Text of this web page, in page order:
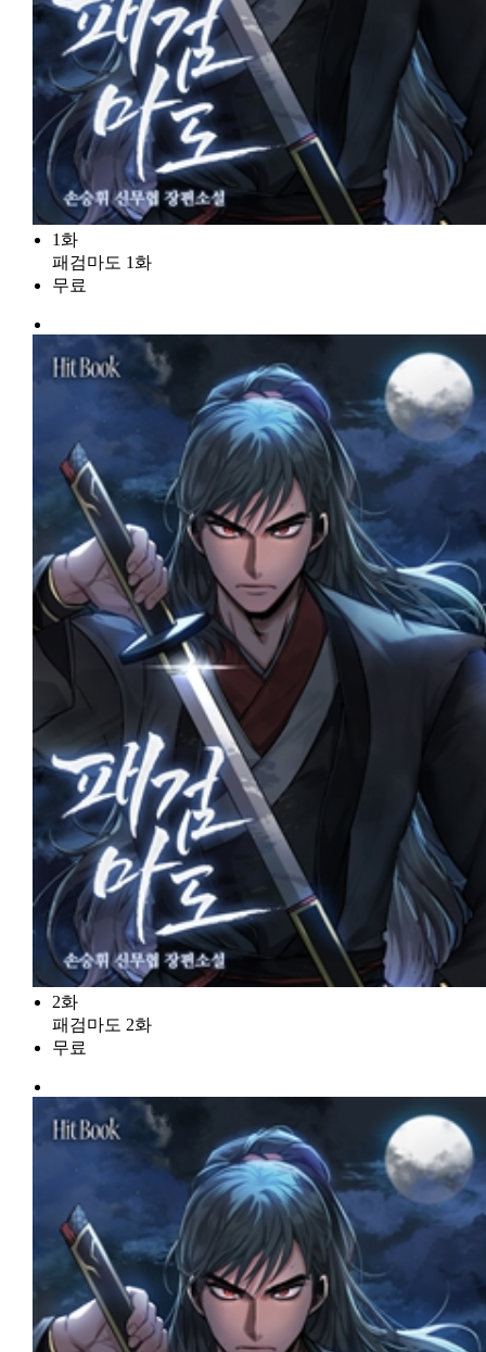
1화
패검마도 1화
무료
2화
패검마도 2화
무료